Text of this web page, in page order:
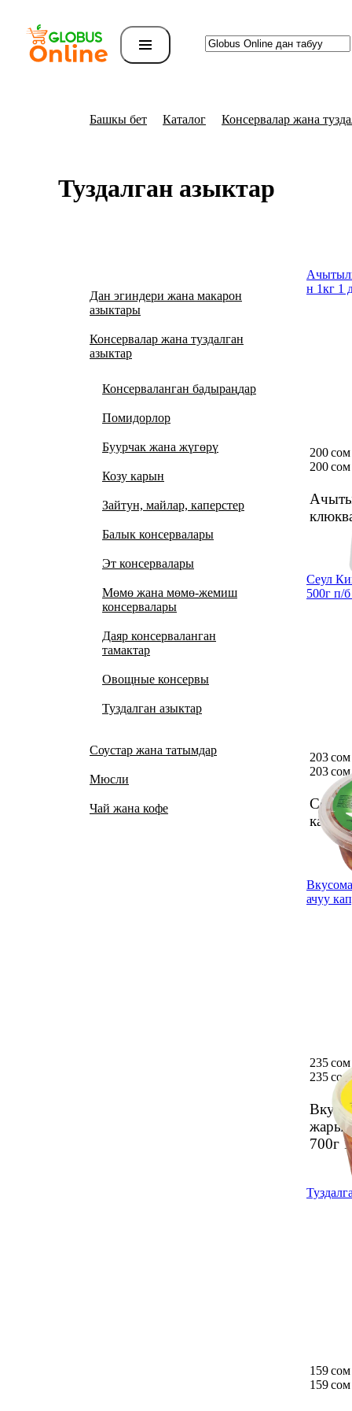
Башкы бет Каталог Консервалар жана
Туздалган азыктар
Дан эгиндери жана макарон
азыктары
Консервалар жана туздалган
азыктар
Консерваланган бадыраңдар
Помидорлор
Буурчак жана жүгөрү
Козу карын
Зайтун, майлар, каперстер
Балык консервалары
Эт консервалары
Мөмө жана мөмө-жемиш
консервалары
Даяр консерваланган
тамактар
Овощные консервы
Туздалган азыктар
Соустар жана татымдар
Мюсли
Чай жана кофе
н 1кг 1
200 сом
200 сом
Сеул
500г п/
Сеул
203 сом
203 сом
ачуу
жарым
700г
235 сом
235 сом
159 сом
159 сом